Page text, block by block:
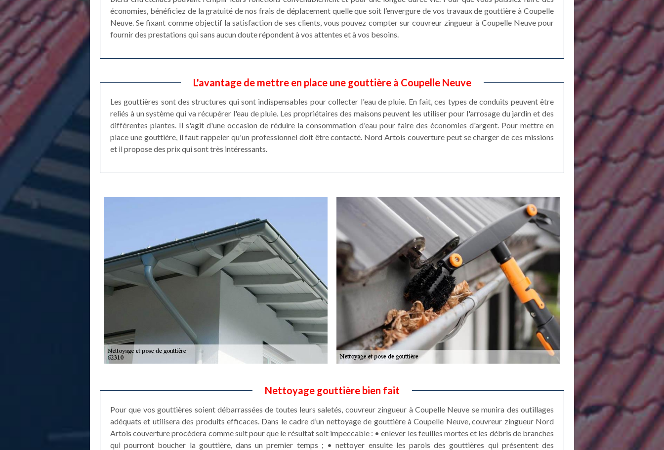
économies, bénéficiez de la gratuité de nos frais de déplacement quelle que soit l’envergure de vos travaux de gouttière à Coupelle
Neuve. Se fixant comme objectif la satisfaction de ses clients, vous pouvez compter sur couvreur zingueur à Coupelle Neuve pour
fournir des prestations qui sans aucun doute répondent à vos attentes et à vos besoins.
L'avantage de mettre en place une gouttière à Coupelle Neuve
Les gouttières sont des structures qui sont indispensables pour collecter l'eau de pluie. En fait, ces types de conduits peuvent être
reliés à un système qui va récupérer l'eau de pluie. Les propriétaires des maisons peuvent les utiliser pour l'arrosage du jardin et des
différentes plantes. Il s'agit d'une occasion de réduire la consommation d'eau pour faire des économies d'argent. Pour mettre en
place une gouttière, il faut rappeler qu'un professionnel doit être contacté. Nord Artois couverture peut se charger de ces missions
et il propose des prix qui sont très intéressants.
Nettoyage gouttière bien fait
Pour que vos gouttières soient débarrassées de toutes leurs saletés, couvreur zingueur à Coupelle Neuve se munira des outillages
adéquats et utilisera des produits efficaces. Dans le cadre d’un nettoyage de gouttière à Coupelle Neuve, couvreur zingueur Nord
Artois couverture procèdera comme suit pour que le résultat soit impeccable : • enlever les feuilles mortes et les débris de branches
qui pourront boucher la gouttière, dans un premier temps ; • nettoyer ensuite les parois des gouttières qui présentent des